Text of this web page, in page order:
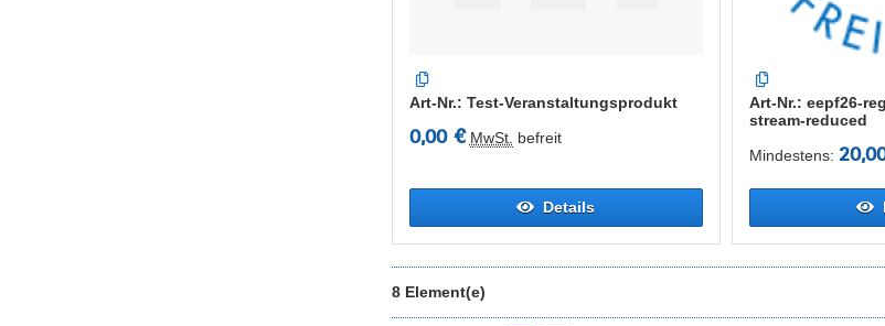
Art-Nr.: Test-Veranstaltungsprodukt
0,00 € MwSt. befreit
Details
Art-Nr.: eepf26-
stream-reduced
Mindestens:
8 Element(e)